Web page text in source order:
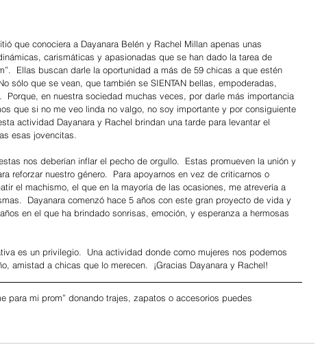
que conociera a Dayanara Belén y Rachel Millan apenas unas
carismáticas y apasionadas que se han dado la tarea de
Ellas buscan darle la oportunidad a más de 59 chicas a que estén
sólo que se vean, que también se SIENTAN bellas, empoderadas,
Porque, en nuestra sociedad muchas veces, por darle más importancia
que si no me veo linda no valgo, no soy importante y por consiguiente
actividad Dayanara y Rachel brindan una tarde para levantar el
esas jovencitas.
nos deberían inflar el pecho de orgullo.  Estas promueven la unión y
reforzar nuestro género.  Para apoyarnos en vez de criticarnos o
el machismo, el que en la mayoría de las ocasiones, me atrevería a
Dayanara comenzó hace 5 años con este gran proyecto de vida y
en el que ha brindado sonrisas, emoción, y esperanza a hermosas
es un privilegio.  Una actividad donde como mujeres nos podemos
amistad a chicas que lo merecen.  ¡Gracias Dayanara y Rachel!
para mi prom” donando trajes, zapatos o accesorios puedes